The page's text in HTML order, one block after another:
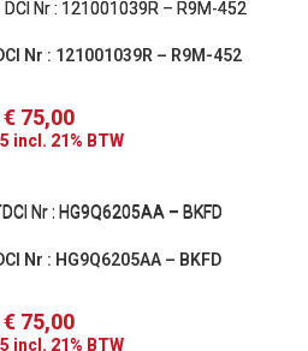
Nr : 121001039R – R9M-452
€75,00
incl. 21% BTW
Nr : HG9Q6205AA – BKFD
€75,00
incl. 21% BTW